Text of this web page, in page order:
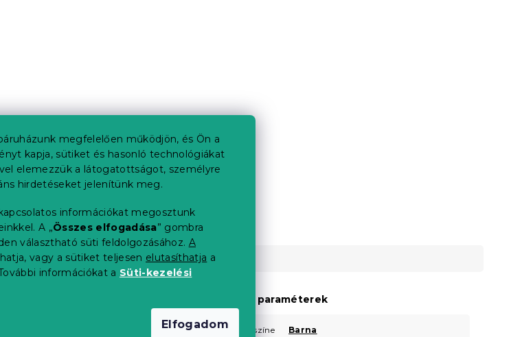
megfelelően működjön, és Ön a
kapja, sütiket és hasonló technológiákat
elemezzük a látogatottságot, személyre
hirdetéseket jelenítünk meg.
információkat megosztunk
A „Összes elfogadása” gombra
választható süti feldolgozásához. A
vagy a sütiket teljesen elutasíthatja a
információkat a Süti-kezelési
Elfogadom
Kiegészítő paraméterek
? Termék színe Barna